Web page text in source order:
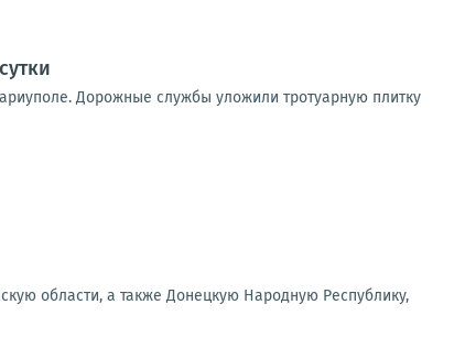
Дорожные службы уложили тротуарную плитку
области, а также Донецкую Народную Республику,